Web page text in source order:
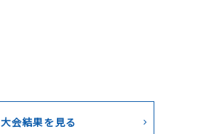
大会結果を見る